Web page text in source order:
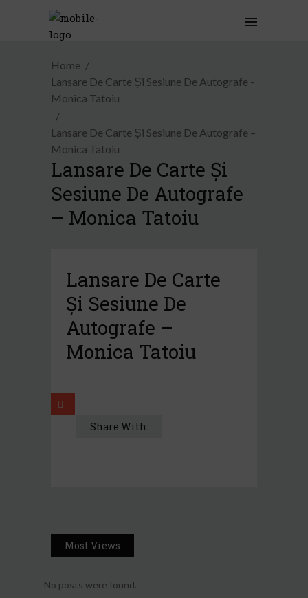
Home
Lansare De Carte Și Sesiune De Autografe -
Monica Tatoiu
Lansare De Carte Și Sesiune De Autografe –
Monica Tatoiu
Lansare De Carte Și
Sesiune De Autografe
– Monica Tatoiu
Lansare De Carte
Și Sesiune De
Autografe –
Monica Tatoiu
Share With:
Most Views
No posts were found.